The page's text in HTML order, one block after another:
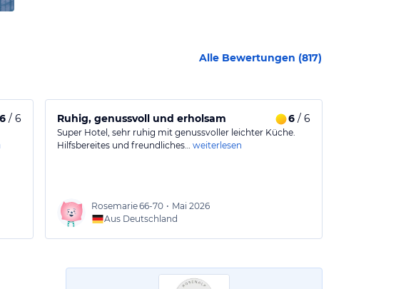
Alle Bewertungen (817)
Perfekte Heilfastenwoche, im wunderschönen Hotel. Besser gehts nicht ♡♡♡
6/ 6 Ruhig, genussvoll und erholsam 6/ 6
Super Hotel, sehr ruhig mit genussvoller leichter Küche.
Hilfsbereites und freundliches… weiterlesen
Rosemarie66-70 • Mai 2026
Aus Deutschland